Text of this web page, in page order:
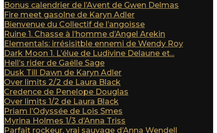
Bonus calendrier de l’Avent de Gwen Delmas
Fire meet gasolne de Karyn Adler
Bienvenue du Collectif de l’angoisse
Ruine 1. Chasse à l’homme d’Angel Arekin
Elementals: irrésisitble ennemi de Wendy Roy
Dark Moon 1. L’élue de Ludivine Delaune et...
Hell’s rider de Gaëlle Sage
Dusk Till Dawn de Karyn Adler
Over limits 2/2 de Laura Black
Credence de Penelope Douglas
Over limits 1/2 de Laura Black
Priam l’Odyssée de Lois Smes
Myrina Holmes 1/3 d’Anna Triss
Parfait rockeur, vrai sauvage d’Anna Wendell